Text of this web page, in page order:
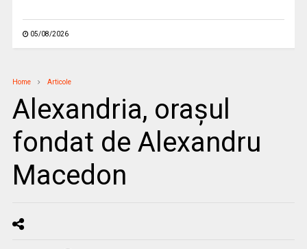
05/08/2026
Home Articole
Alexandria, oraşul
fondat de Alexandru
Macedon